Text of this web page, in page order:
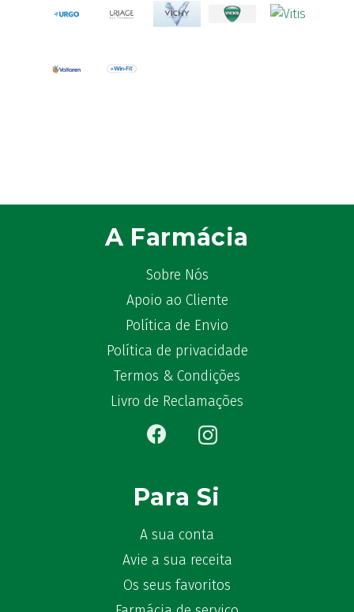
A Farmácia
Sobre Nós
Apoio ao Cliente
Política de Envio
Política de privacidade
Termos & Condições
Livro de Reclamações
Para Si
A sua conta
Avie a sua receita
Os seus favoritos